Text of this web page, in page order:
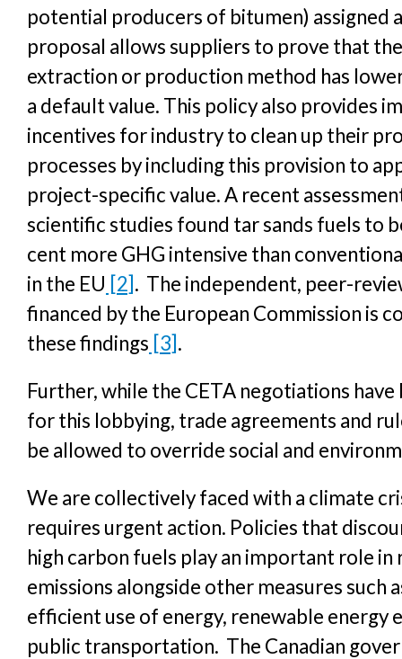
potential producers of bitumen) assigned
proposal allows suppliers to prove that
extraction or production method has
a default value. This policy also provides
incentives for industry to clean up their
processes by including this provision to
project-specific value. A recent
scientific studies found tar sands fuels to
cent more GHG intensive than
in the EU [2]. The independent, peer-
financed by the European Commission is
these findings [3].
Further, while the CETA negotiations have
for this lobbying, trade agreements and
be allowed to override social and
We are collectively faced with a climate
requires urgent action. Policies that
high carbon fuels play an important role in
emissions alongside other measures such
efficient use of energy, renewable energy
public transportation. The Canadian